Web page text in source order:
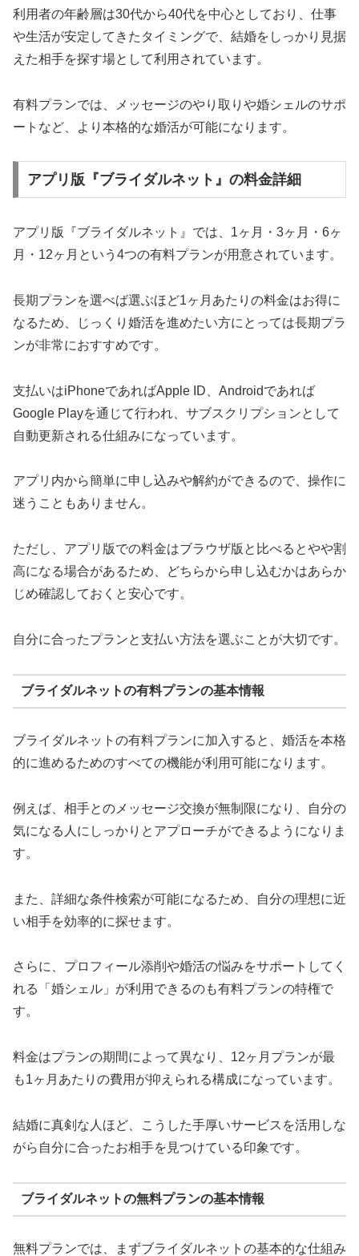
利用者の年齢層は30代から40代を中心としており、仕事
や生活が安定してきたタイミングで、結婚をしっかり見据
えた相手を探す場として利用されています。
有料プランでは、メッセージのやり取りや婚シェルのサポ
ートなど、より本格的な婚活が可能になります。
アプリ版『ブライダルネット』の料金詳細
アプリ版『ブライダルネット』では、1ヶ月・3ヶ月・6ヶ
月・12ヶ月という4つの有料プランが用意されています。
長期プランを選べば選ぶほど1ヶ月あたりの料金はお得に
なるため、じっくり婚活を進めたい方にとっては長期プラ
ンが非常におすすめです。
支払いはiPhoneであればApple ID、Androidであれば
Google Playを通じて行われ、サブスクリプションとして
自動更新される仕組みになっています。
アプリ内から簡単に申し込みや解約ができるので、操作に
迷うこともありません。
ただし、アプリ版での料金はブラウザ版と比べるとやや割
高になる場合があるため、どちらから申し込むかはあらか
じめ確認しておくと安心です。
自分に合ったプランと支払い方法を選ぶことが大切です。
ブライダルネットの有料プランの基本情報
ブライダルネットの有料プランに加入すると、婚活を本格
的に進めるためのすべての機能が利用可能になります。
例えば、相手とのメッセージ交換が無制限になり、自分の
気になる人にしっかりとアプローチができるようになりま
す。
また、詳細な条件検索が可能になるため、自分の理想に近
い相手を効率的に探せます。
さらに、プロフィール添削や婚活の悩みをサポートしてく
れる「婚シェル」が利用できるのも有料プランの特権で
す。
料金はプランの期間によって異なり、12ヶ月プランが最
も1ヶ月あたりの費用が抑えられる構成になっています。
結婚に真剣な人ほど、こうした手厚いサービスを活用しな
がら自分に合ったお相手を見つけている印象です。
ブライダルネットの無料プランの基本情報
無料プランでは、まずブライダルネットの基本的な仕組み